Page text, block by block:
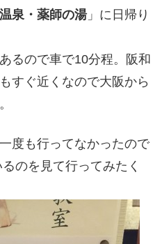
泉・薬師の湯」に日帰り
るので車で10分程。阪和
すぐ近くなので大阪から
度も行ってなかったので
のを見て行ってみたく